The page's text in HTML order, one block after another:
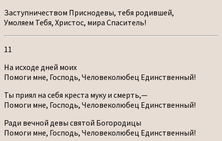
Заступничеством Приснодевы, тебя родившей,
Умоляем Тебя, Христос, мира Спаситель!
11
На исходе дней моих
Помоги мне, Господь, Человеколюбец Единственный!
Ты приял на себя креста муку и смерть,—
Помоги мне, Господь, Человеколюбец Единственный!
Ради вечной девы святой Богородицы
Помоги мне, Господь, Человеколюбец Единственный!